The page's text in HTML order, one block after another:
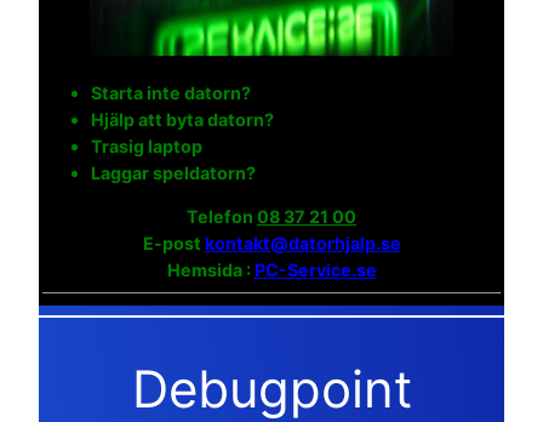
Starta inte datorn?
Hjälp att byta datorn?
Trasig laptop
Laggar speldatorn?
Telefon 08 37 21 00
E-post kontakt@datorhjalp.se
Hemsida :PC-Service.se
Debugpoint